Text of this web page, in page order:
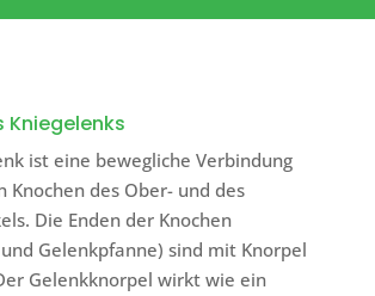
Kniegelenks
ist eine bewegliche Verbindung
Knochen des Ober- und des
Die Enden der Knochen
Gelenkpfanne) sind mit Knorpel
Gelenkknorpel wirkt wie ein